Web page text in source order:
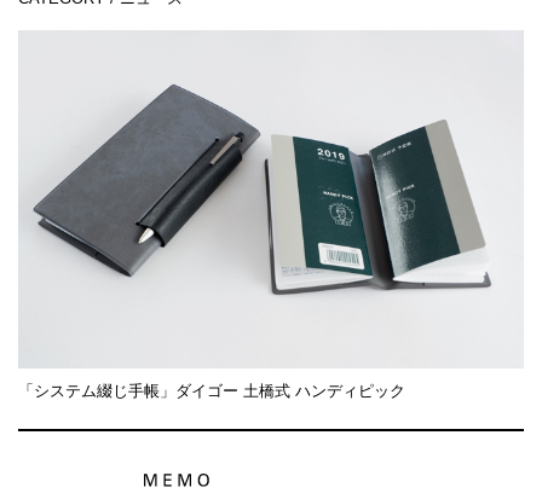
「システム綴じ手帳」ダイゴー 土橋式 ハンディピック